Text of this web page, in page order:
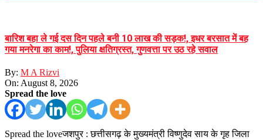
बारिश बहा ले गई दस दिन पहले बनी 10 लाख की सड़क!, इधर बरसात में बह
गया मनरेगा का काम!, पुलिया क्षतिग्रस्त, गुणवत्ता पर उठ रहे सवाल
By: M A Rizvi
On: August 8, 2026
Spread the love
Spread the loveजशपुर : छत्तीसगढ़ के मुख्यमंत्री विष्णुदेव साय के गृह जिला